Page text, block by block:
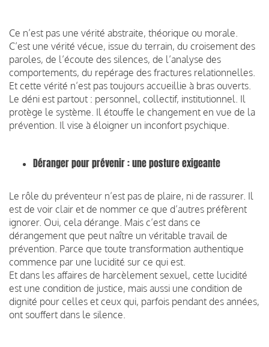
Ce n’est pas une vérité abstraite, théorique ou morale.
C’est une vérité vécue, issue du terrain, du croisement des
paroles, de l’écoute des silences, de l’analyse des
comportements, du repérage des fractures relationnelles.
Et cette vérité n’est pas toujours accueillie à bras ouverts.
Le déni est partout : personnel, collectif, institutionnel. Il
protège le système. Il étouffe le changement en vue de la
prévention. Il vise à éloigner un inconfort psychique.
Déranger pour prévenir : une posture exigeante
Le rôle du préventeur n’est pas de plaire, ni de rassurer. Il
est de voir clair et de nommer ce que d’autres préfèrent
ignorer. Oui, cela dérange. Mais c’est dans ce
dérangement que peut naître un véritable travail de
prévention. Parce que toute transformation authentique
commence par une lucidité sur ce qui est.
Et dans les affaires de harcèlement sexuel, cette lucidité
est une condition de justice, mais aussi une condition de
dignité pour celles et ceux qui, parfois pendant des années,
ont souffert dans le silence.